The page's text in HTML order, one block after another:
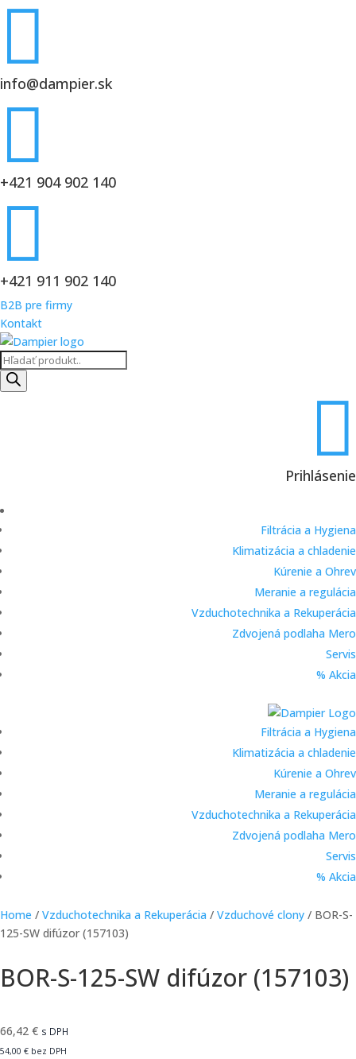

info@dampier.sk

+421 904 902 140

+421 911 902 140
B2B pre firmy
Kontakt
Products
search

Prihlásenie
Filtrácia a Hygiena
Klimatizácia a chladenie
Kúrenie a Ohrev
Meranie a regulácia
Vzduchotechnika a Rekuperácia
Zdvojená podlaha Mero
Servis
% Akcia
Filtrácia a Hygiena
Klimatizácia a chladenie
Kúrenie a Ohrev
Meranie a regulácia
Vzduchotechnika a Rekuperácia
Zdvojená podlaha Mero
Servis
% Akcia
Home / Vzduchotechnika a Rekuperácia / Vzduchové clony / BOR-S-
125-SW difúzor (157103)
BOR-S-125-SW difúzor (157103)
66,42 € s DPH
54,00 € bez DPH